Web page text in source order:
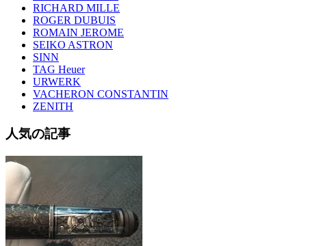
RICHARD MILLE
ROGER DUBUIS
ROMAIN JEROME
SEIKO ASTRON
SINN
TAG Heuer
URWERK
VACHERON CONSTANTIN
ZENITH
人気の記事